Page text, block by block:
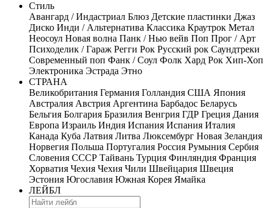
Стиль
Авангард / Индастриал Блюз Детские пластинки Джаз
Диско Инди / Альтернатива Классика Краутрок Метал
Неосоул Новая волна Панк / Нью вейв Поп Прог / Арт
Психоделик / Гараж Регги Рок Русский рок Саундтреки
Современный поп Фанк / Соул Фолк Хард Рок Хип-Хоп
Электроника Эстрада Этно
СТРАНА
Великобритания Германия Голландия США Япония
Австралия Австрия Аргентина Барбадос Беларусь
Бельгия Болгария Бразилия Венгрия ГДР Греция Дания
Европа Израиль Индия Испания Испания Италия
Канада Куба Латвия Литва Люксембург Новая Зеландия
Норвегия Польша Португалия Россия Румыния Сербия
Словения СССР Тайвань Турция Финляндия Франция
Хорватия Чехия Чехия Чили Швейцария Швеция
Эстония Югославия Южная Корея Ямайка
ЛЕЙБЛ